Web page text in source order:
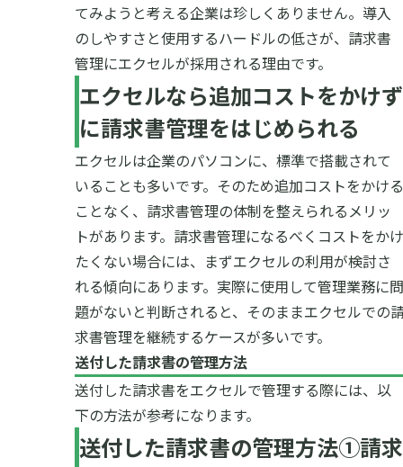
てみようと考える企業は珍しくありません。 導入
のしやすさと使用するハードルの低さが、請求書
管理にエクセルが採用される理由です。
エクセルなら追加コストをかけず
に請求書管理をはじめられる
エクセルは企業のパソコンに、標準で搭載されて
いることも多いです。そのため追加コストをかける
ことなく、請求書管理の体制を整えられるメリッ
トがあります。 請求書管理になるべくコストをかけ
たくない場合には、まずエクセルの利用が検討さ
れる傾向にあります。実際に使用して管理業務に問
題がないと判断されると、そのままエクセルでの
求書管理を継続するケースが多いです。
送付した請求書の管理方法
送付した請求書をエクセルで管理する際には、以
下の方法が参考になります。
送付した請求書の管理方法①請求